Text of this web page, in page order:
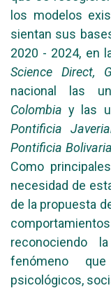
los modelos
sientan sus
2020 - 2024, en
Science Direct,
nacional las
Colombia y las
Pontificia
Pontificia
Como
necesidad de
de la propuesta
reconociendo
fenómeno
psicológicos,